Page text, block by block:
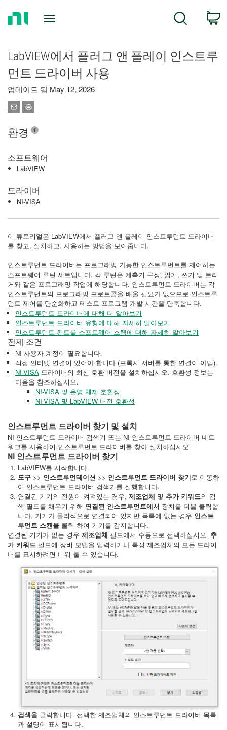
Search
LabVIEW에서 플러그 앤 플레이 인스트루
먼트 드라이버 사용
업데이트 됨 May 12, 2026
환경
소프트웨어
LabVIEW
드라이버
NI-VISA
이 튜토리얼은 LabVIEW에서 플러그 앤 플레이 인스트루먼트 드라이버
를 찾고, 설치하고, 사용하는 방법을 보여줍니다.
인스트루먼트 드라이버는 프로그래밍 가능한 인스트루먼트를 제어하는
소프트웨어 루틴 세트입니다. 각 루틴은 계측기 구성, 읽기, 쓰기 및 트리
거와 같은 프로그래밍 작업에 해당합니다. 인스트루먼트 드라이버는 각
인스트루먼트의 프로그래밍 프로토콜을 배울 필요가 없으므로 인스트루
먼트 제어를 단순화하고 테스트 프로그램 개발 시간을 단축합니다.
인스트루먼트 드라이버에 대해 더 알아보기
인스트루먼트 드라이버 유형에 대해 자세히 알아보기
인스트루먼트 컨트롤 소프트웨어 스택에 대해 자세히 알아보기
전제 조건
NI 사용자 계정이 필요합니다.
직접 인터넷 연결이 있어야 합니다 (프록시 서버를 통한 연결이 아님).
NI-VISA 드라이버의 최신 호환 버전을 설치하십시오. 호환성 정보는
다음을 참조하십시오.
NI-VISA 및 운영 체제 호환성
NI-VISA 및 LabVIEW 버전 호환성
인스트루먼트 드라이버 찾기 및 설치
NI 인스트루먼트 드라이버 검색기 또는 NI 인스트루먼트 드라이버 네트
워크를 사용하여 인스트루먼트 드라이버를 찾아 설치하십시오.
NI 인스트루먼트 드라이버 찾기
LabVIEW를 시작합니다.
도구 >> 인스트루먼테이션 >> 인스트루먼트 드라이버 찾기로 이동하
여 인스트루먼트 드라이버 검색기를 실행합니다.
연결된 기기의 전원이 켜져있는 경우, 제조업체 및 추가 키워드의 검
색 필드를 채우기 위해 연결된 인스트루먼트에서 장치를 더블 클릭합
니다. 기기가 물리적으로 연결되어 있지만 목록에 없는 경우 인스트
루먼트 스캔을 클릭 하여 기기를 감지합니다.
연결된 기기가 없는 경우 제조업체 필드에서 수동으로 선택하십시오. 추
가 키워드 필드에 장비 모델을 입력하거나 특정 제조업체의 모든 드라이
버를 표시하려면 비워 둘 수 있습니다.
검색을 클릭합니다. 선택한 제조업체의 인스트루먼트 드라이버 목록
과 설명이 표시됩니다.